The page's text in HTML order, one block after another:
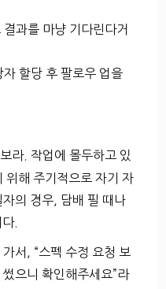
과를 마냥 기다린다거
할당 후 팔로우 업을
라. 작업에 몰두하고 있
위해 주기적으로 자기 자
의 경우, 담배 필 때나
.
서, “스펙 수정 요청 보
으니 확인해주세요”라